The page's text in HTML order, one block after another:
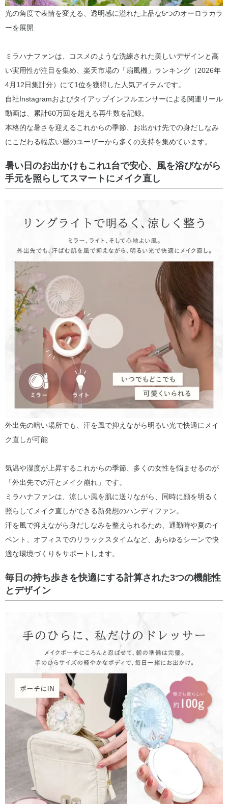
光の角度で表情を変える、透明感に溢れた上品な5つのオーロラカラ
ーを展開
ミラハナファンは、コスメのような洗練された美しいデザインと高
い実用性が注目を集め、楽天市場の「扇風機」ランキング（2026年
4月12日集計分）にて1位を獲得した人気アイテムです。
自社Instagramおよびタイアップインフルエンサーによる関連リール
動画は、累計60万回を超える再生数を記録。
本格的な暑さを迎えるこれからの季節、お出かけ先での身だしなみ
にこだわる幅広い層のユーザーから多くの支持を集めています。
暑い日のお出かけもこれ1台で安心、風を浴びながら
手元を照らしてスマートにメイク直し
外出先の暗い場所でも、汗を風で抑えながら明るい光で快適にメイ
ク直しが可能
気温や湿度が上昇するこれからの季節、多くの女性を悩ませるのが
「外出先での汗とメイク崩れ」です。
ミラハナファンは、涼しい風を肌に送りながら、同時に顔を明るく
照らしてメイク直しができる新発想のハンディファン。
汗を風で抑えながら身だしなみを整えられるため、通勤時や夏のイ
ベント、オフィスでのリラックスタイムなど、あらゆるシーンで快
適な環境づくりをサポートします。
毎日の持ち歩きを快適にする計算された3つの機能性
とデザイン